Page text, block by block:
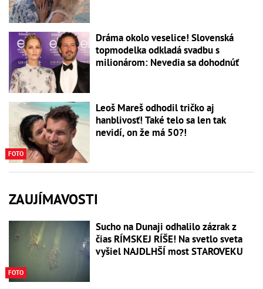
Dráma okolo veselice! Slovenská
topmodelka odkladá svadbu s
milionárom: Nevedia sa dohodnúť
FOTO
Leoš Mareš odhodil tričko aj
hanblivosť! Také telo sa len tak
nevidí, on že má 50?!
ZAUJÍMAVOSTI
FOTO
Sucho na Dunaji odhalilo zázrak z
čias RÍMSKEJ RÍŠE! Na svetlo sveta
vyšiel NAJDLHŠÍ most STAROVEKU